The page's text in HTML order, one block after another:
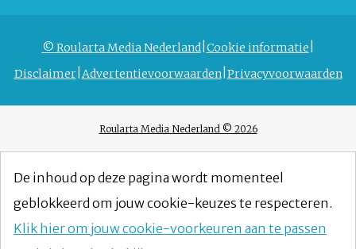
© Roularta Media Nederland Cookie informatie
Disclaimer Advertentievoorwaarden Privacyvoorwaarden
Roularta Media Nederland © 2026
De inhoud op deze pagina wordt momenteel
geblokkeerd om jouw cookie-keuzes te respecteren.
Klik hier om jouw cookie-voorkeuren aan te passen